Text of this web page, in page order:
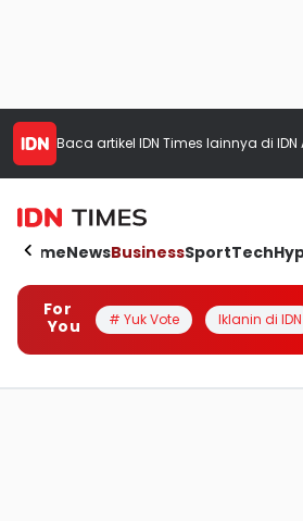
Baca artikel IDN Times lainnya di IDN
HomeNewsBusinessSportTech
For
You
# Yuk Vote Iklanin di IDN